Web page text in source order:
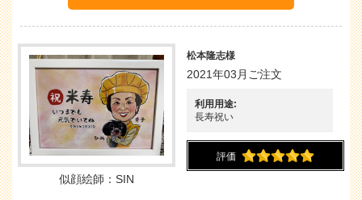
似顔絵師：SIN
松本隆志様
2021年03月ご注文
利用用途:
長寿祝い
評価